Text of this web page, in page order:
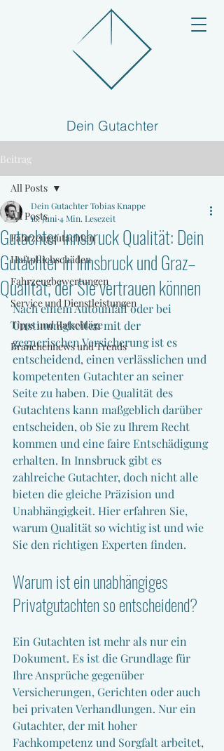
Dein Gutachter
Beitrag
All Posts
Fahrzeuggutachten
Haftpflichschäden
Fahrzeugbewertungen
Service und Dienstleistungen
Tipps und Ratschläge
Branchennews und Trends
All Posts
Gutachter Innsbruck Qualität: Dein
Gutachter in Innsbruck und Graz–
Qualität, der Sie vertrauen können
Dein Gutachter Tobias Knappe
16. Juni 4 Min. Lesezeit
Nach einem Autounfall oder bei
Unstimmigkeiten mit der
gegnerischen Versicherung ist es
entscheidend, einen verlässlichen und
kompetenten Gutachter an seiner
Seite zu haben. Die Qualität des
Gutachtens kann maßgeblich darüber
entscheiden, ob Sie zu Ihrem Recht
kommen und eine faire Entschädigung
erhalten. In Innsbruck gibt es
zahlreiche Gutachter, doch nicht alle
bieten die gleiche Präzision und
Unabhängigkeit. Hier erfahren Sie,
warum Qualität so wichtig ist und wie
Sie den richtigen Experten finden.
Warum ist ein unabhängiges
Privatgutachten so entscheidend?
Ein Gutachten ist mehr als nur ein
Dokument. Es ist die Grundlage für
Ihre Ansprüche gegenüber
Versicherungen, Gerichten oder auch
bei privaten Verhandlungen. Nur ein
Gutachter, der mit hoher
Fachkompetenz und Sorgfalt arbeitet,